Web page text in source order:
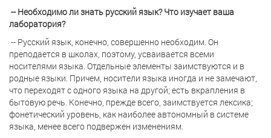
-- Необходимо ли знать русский язык? Что изучает ваша
лаборатория?
-- Русский язык, конечно, совершенно необходим. Он
преподается в школах, поэтому, усваивается всеми
носителями языка. Отдельные элементы заимствуются и в
родные языки. Причем, носители языка иногда и не замечают,
что переходят с одного языка на другой; есть вкрапления в
бытовую речь. Конечно, прежде всего, заимствуется лексика;
фонетический уровень, как наиболее автономный в системе
языка, менее всего подвержен изменениям.